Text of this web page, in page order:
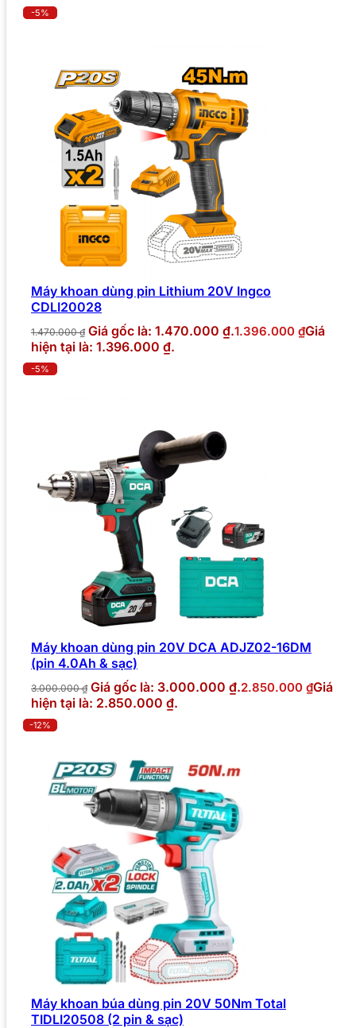
-5%
Máy khoan dùng pin Lithium 20V Ingco
CDLI20028
1.470.000₫ Giá gốc là: 1.470.000 ₫.1.396.000 ₫Giá
hiện tại là: 1.396.000 ₫.
-5%
Máy khoan dùng pin 20V DCA ADJZ02-16DM
(pin 4.0Ah & sạc)
3.000.000₫ Giá gốc là: 3.000.000 ₫.2.850.000 ₫Giá
hiện tại là: 2.850.000 ₫.
-12%
Máy khoan búa dùng pin 20V 50Nm Total
TIDLI20508 (2 pin & sạc)